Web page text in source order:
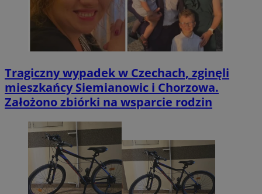
Tragiczny wypadek w Czechach, zginęli
mieszkańcy Siemianowic i Chorzowa.
Założono zbiórki na wsparcie rodzin